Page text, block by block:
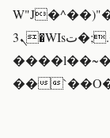
ܢ3�WIsت�;.�L�z����9��N�7s.�I���i�!
��